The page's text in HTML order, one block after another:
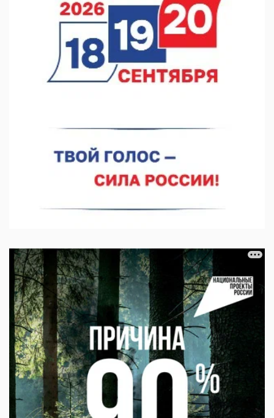
07.08.2026 12:04
В Нижегородской области созданы четыре ММЦ
07.08.2026 11:46